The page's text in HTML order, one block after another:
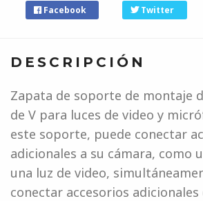
Facebook Twitter
DESCRIPCIÓN
Zapata de soporte de montaje
de V para luces de video y
este soporte, puede conectar
adicionales a su cámara, como
una luz de video,
conectar accesorios adicionales